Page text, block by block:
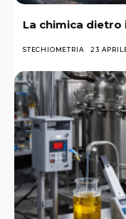
La chimica dietro
STECHIOMETRIA 23